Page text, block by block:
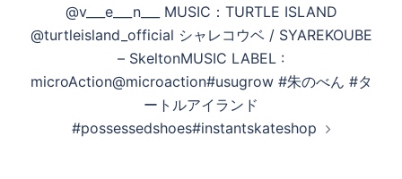
@v___e___n___ MUSIC：TURTLE ISLAND
@turtleisland_official シャレコウベ / SYAREKOUBE
– SkeltonMUSIC LABEL :
microAction@microaction#usugrow #朱のべん #タ
ートルアイランド
#possessedshoes#instantskateshop